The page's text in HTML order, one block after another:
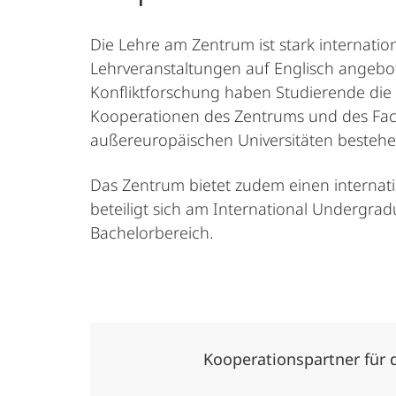
Die Lehre am Zentrum ist stark
Lehrveranstaltungen auf Englisch
Konfliktforschung haben Studierende
Kooperationen des Zentrums und des
außereuropäischen Universitäten
Das Zentrum bietet zudem einen
beteiligt sich am International
Bachelorbereich.
Kooperationspartner für